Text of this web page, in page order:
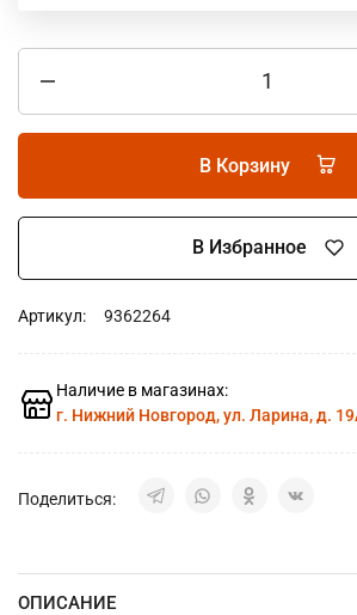
В Корзину
В Избранное
Артикул: 9362264
Наличие в магазинах:
г. Нижний Новгород, ул. Ларина, д.
Поделиться:
ОПИСАНИЕ